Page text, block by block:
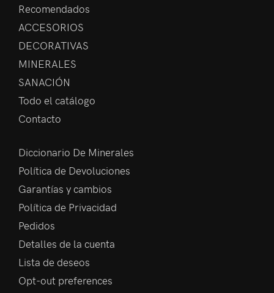
Recomendados
ACCESORIOS
DECORATIVAS
MINERALES
SANACIÓN
Todo el catálogo
Contacto
Diccionario De Minerales
Política de Devoluciones
Garantías y cambios
Política de Privacidad
Pedidos
Detalles de la cuenta
Lista de deseos
Opt-out preferences